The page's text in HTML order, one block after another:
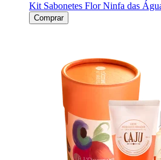
Kit Sabonetes Flor Ninfa das
Comprar